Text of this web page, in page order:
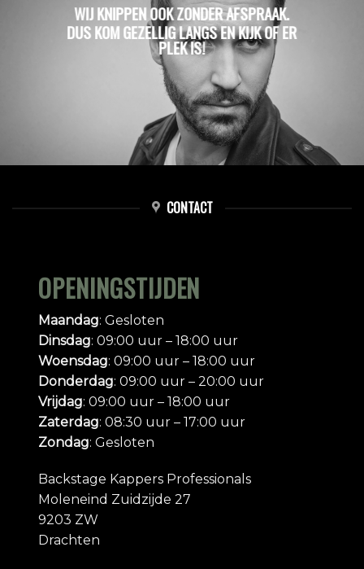
WIJ KNIPPEN OOK ZONDER AFSPRAAK.
DUS KOM GEZELLIG LANGS EN KIJK OF ER
PLEK IS!
CONTACT
OPENINGSTIJDEN
Maandag: Gesloten
Dinsdag: 09:00 uur – 18:00 uur
Woensdag: 09:00 uur – 18:00 uur
Donderdag: 09:00 uur – 20:00 uur
Vrijdag: 09:00 uur – 18:00 uur
Zaterdag: 08:30 uur – 17:00 uur
Zondag: Gesloten
Backstage Kappers Professionals
Moleneind Zuidzijde 27
9203 ZW
Drachten